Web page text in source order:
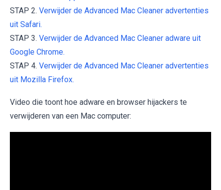
STAP 2. Verwijder de Advanced Mac Cleaner advertenties
uit Safari.
STAP 3. Verwijder de Advanced Mac Cleaner adware uit
Google Chrome.
STAP 4. Verwijder de Advanced Mac Cleaner advertenties
uit Mozilla Firefox.
Video die toont hoe adware en browser hijackers te
verwijderen van een Mac computer: